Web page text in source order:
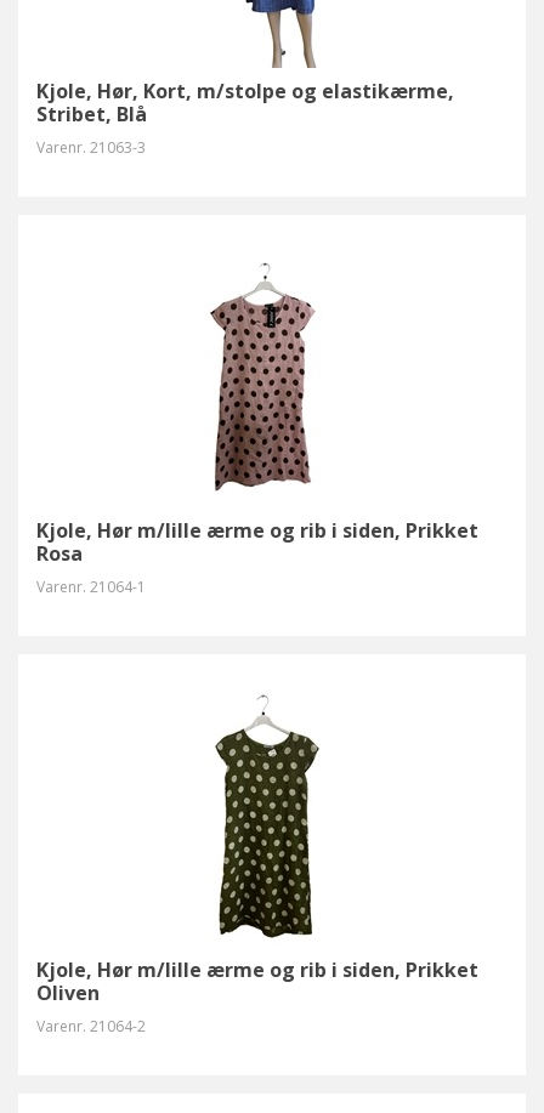
Kjole, Hør, Kort, m/stolpe og elastikærme,
Stribet, Blå
Varenr. 21063-3
Kjole, Hør m/lille ærme og rib i siden, Prikket
Rosa
Varenr. 21064-1
Kjole, Hør m/lille ærme og rib i siden, Prikket
Oliven
Varenr. 21064-2